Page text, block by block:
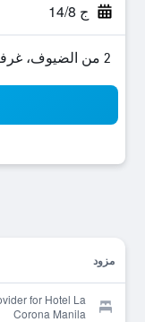
ج 14/8
2 من الضيوف، غرفة واحدة
مزود
for Hotel La
Corona Manila